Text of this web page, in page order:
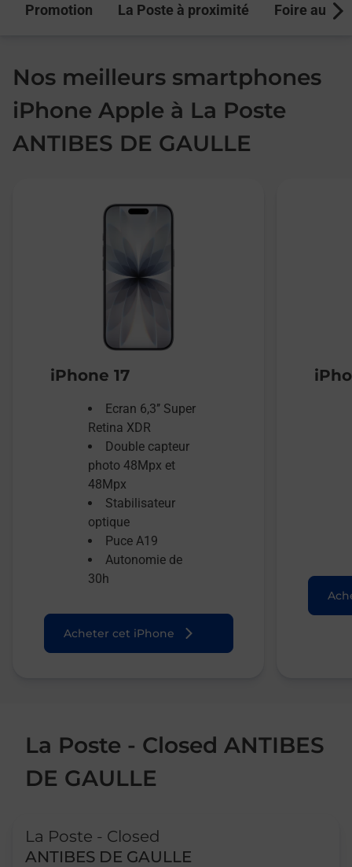
Promotion La Poste à proximité Foire aux
Nos meilleurs smartphones
iPhone Apple à La Poste
ANTIBES DE GAULLE
iPhone 17
Ecran 6,3’’ Super
Retina XDR
Double capteur
photo 48Mpx et
48Mpx
Stabilisateur
optique
Puce A19
Autonomie de
30h
Acheter cet iPhone
La Poste - Closed ANTIBES
DE GAULLE
La Poste - Closed
ANTIBES DE GAULLE